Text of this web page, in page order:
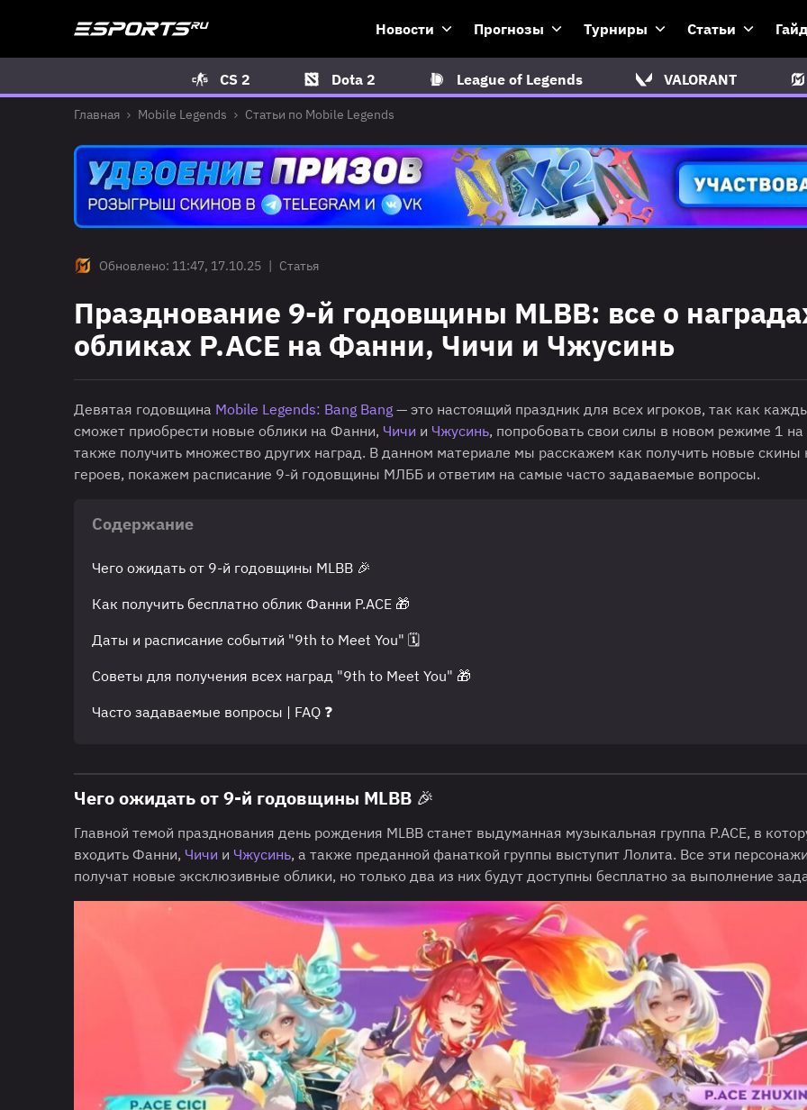
Новости Прогнозы Турниры Статьи
CS 2 Dota 2 League of Legends VALORANT
Главная Mobile Legends Статьи по Mobile Legends
Обновлено: 11:47, 17.10.25 | Статья
Празднование 9-й годовщины MLBB: все о
обликах P.ACE на Фанни, Чичи и Чжусинь
Девятая годовщина Mobile Legends: Bang Bang — это настоящий праздник для всех игроков, так как
сможет приобрести новые облики на Фанни, Чичи и Чжусинь, попробовать свои силы в новом режиме 1 на
также получить множество других наград. В данном материале мы расскажем как получить новые скины
героев, покажем расписание 9-й годовщины МЛББ и ответим на самые часто задаваемые вопросы.
Содержание
Чего ожидать от 9-й годовщины MLBB 🎉
Как получить бесплатно облик Фанни P.ACE 🎁
Даты и расписание событий "9th to Meet You" 🗓️
Советы для получения всех наград "9th to Meet You" 🎁
Часто задаваемые вопросы | FAQ ❓
Чего ожидать от 9-й годовщины MLBB 🎉
Главной темой празднования день рождения MLBB станет выдуманная музыкальная группа P.ACE, в
входить Фанни, Чичи и Чжусинь, а также преданной фанаткой группы выступит Лолита. Все эти
получат новые эксклюзивные облики, но только два из них будут доступны бесплатно за выполнение